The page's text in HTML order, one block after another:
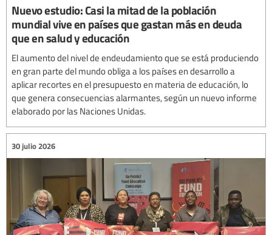
Nuevo estudio: Casi la mitad de la población
mundial vive en países que gastan más en deuda
que en salud y educación
El aumento del nivel de endeudamiento que se está produciendo
en gran parte del mundo obliga a los países en desarrollo a
aplicar recortes en el presupuesto en materia de educación, lo
que genera consecuencias alarmantes, según un nuevo informe
elaborado por las Naciones Unidas.
30 julio 2026